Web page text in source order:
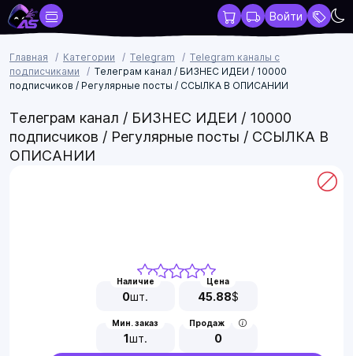
Войти
Главная Категории Telegram
Telegram каналы с
подписчиками
Телеграм канал / БИЗНЕС ИДЕИ / 10000
подписчиков / Регулярные посты / ССЫЛКА В ОПИСАНИИ
Телеграм канал / БИЗНЕС ИДЕИ / 10000
подписчиков / Регулярные посты / ССЫЛКА В
ОПИСАНИИ
Наличие
0шт.
Цена
45.88$
Мин. заказ
1шт.
Продаж
0